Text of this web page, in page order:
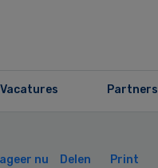
Vacatures Partners
nu Delen Print